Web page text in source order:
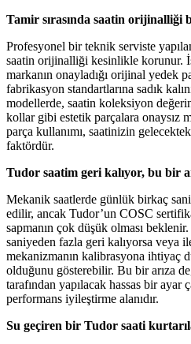
Tamir sırasında saatin orijinalliği
Profesyonel bir teknik serviste
saatin orijinalliği kesinlikle korunur.
markanın onayladığı orijinal yedek
fabrikasyon standartlarına sadık
modellerde, saatin koleksiyon
kollar gibi estetik parçalara onaysız
parça kullanımı, saatinizin
faktördür.
Tudor saatim geri kalıyor, bu bir
Mekanik saatlerde günlük birkaç
edilir, ancak Tudor’un COSC
sapmanın çok düşük olması
saniyeden fazla geri kalıyorsa veya
mekanizmanın kalibrasyona ihtiyaç
olduğunu gösterebilir. Bu bir arıza
tarafından yapılacak hassas bir ayar
performans iyileştirme alanıdır.
Su geçiren bir Tudor saati